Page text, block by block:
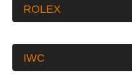
ROLEX
IWC